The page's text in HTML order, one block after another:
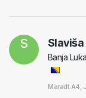
S Slaviša
Banja
Maradt A4,